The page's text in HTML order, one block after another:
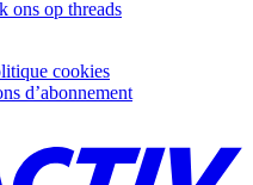
ons op threads
cookies
d’abonnement